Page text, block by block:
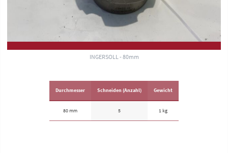
INGERSOLL - 80mm
Durchmesser
80 mm
Schneiden (Anzahl)
5
Gewicht
1 kg